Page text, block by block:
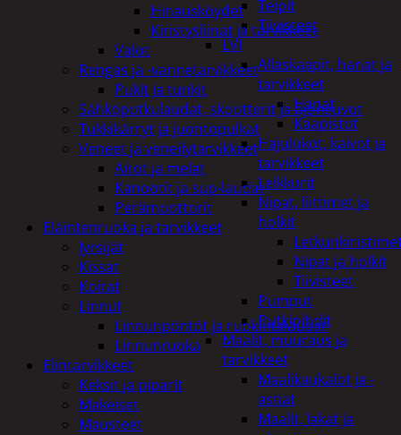
Teipit
Tiivisteet
LVI
Allaskaapit, hanat ja
tarvikkeet
Hanat
Kaapistot
Hajulukot, kaivot ja
tarvikkeet
Leikkurit
Nipat, liittimet ja
holkit
Nipat ja holkit
Tiivisteet
Pumput
Putkipihdit
Maalit, muuraus ja
tarvikkeet
Maalikaukalot ja -
astiat
Maalit, lakat ja
Hinausköydet
Kiristysliinat ja tarvikkeet
Valot
Rengas ja -vannetarvikkeet
Pukit ja tunkit
Sähköpotkulaudat, skootterit ja ajoneuvot
Tukkikärryt ja juontopulkat
Veneet ja veneilytarvikkeet
Airot ja melat
Kanootit ja sup-laudat
Perämoottorit
Eläintenruoka ja tarvikkeet
Jyrsijät
Kissat
Koirat
Linnut
Linnunpöntöt ja ruokintalaudat
Linnunruoka
Elintarvikkeet
Keksit ja piparit
Makeiset
Mausteet